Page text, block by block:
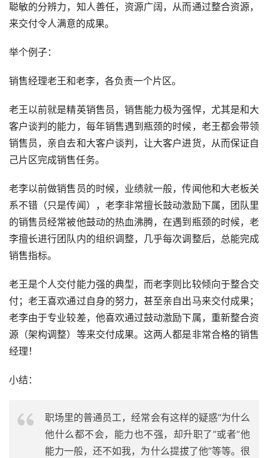
聪敏的分辨力，知人善任，资源广阔，从而通过整合资源，
来交付令人满意的成果。
举个例子：
销售经理老王和老李，各负责一个片区。
老王以前就是精英销售员，销售能力极为强悍，尤其是和大
客户谈判的能力，每年销售遇到瓶颈的时候，老王都会带领
销售员，亲自去和大客户谈判，让大客户进货，从而保证自
己片区完成销售任务。
老李以前做销售员的时候，业绩就一般，传闻他和大老板关
系不错（只是传闻），老李非常擅长鼓动激励下属，团队里
的销售员经常被他鼓动的热血沸腾，在遇到瓶颈的时候，老
李擅长进行团队内的组织调整，几乎每次调整后，总能完成
销售指标。
老王是个人交付能力强的典型，而老李则比较倾向于整合交
付；老王喜欢通过自身的努力，甚至亲自出马来交付成果；
老李由于专业较差，他喜欢通过鼓动激励下属，重新整合资
源（架构调整）等来交付成果。这两人都是非常合格的销售
经理！
小结：
职场里的普通员工，经常会有这样的疑惑“为什么
他什么都不会，能力也不强，却升职了”或者“他
能力一般，还不如我，为什么提拔了他”等等。很